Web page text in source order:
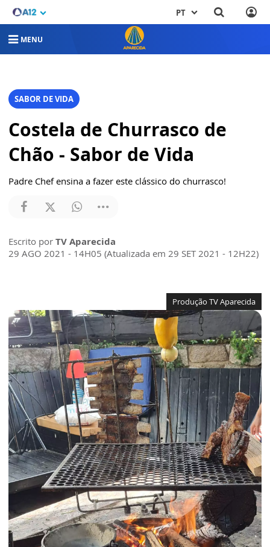
PT
MENU
SABOR DE VIDA
Costela de Churrasco de
Chão - Sabor de Vida
Padre Chef ensina a fazer este clássico do churrasco!
Escrito por TV Aparecida
29 AGO 2021 - 14H05 (Atualizada em 29 SET 2021 - 12H22)
Produção TV Aparecida